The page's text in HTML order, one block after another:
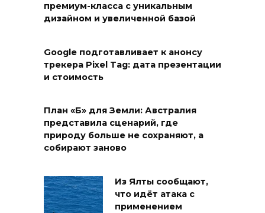
премиум-класса с уникальным
дизайном и увеличенной базой
Google подготавливает к анонсу
трекера Pixel Tag: дата презентации
и стоимость
План «Б» для Земли: Австралия
представила сценарий, где
природу больше не сохраняют, а
собирают заново
Из Ялты сообщают,
что идёт атака с
применением